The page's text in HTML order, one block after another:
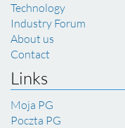
Technology
Industry Forum
About us
Contact
Links
Moja PG
Poczta PG